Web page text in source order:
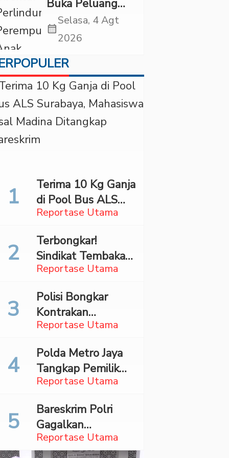
Buka Peluang
Periksa YouTuber
Bigmo terkait
Eksploitasi Anak
calendar_month
Selasa, 4 Agt
2026
Reportase Utama
Terima 10 Kg Ganja
di Pool Bus ALS
Surabaya,
Madina Ditangkap
Bareskrim
Reportase Utama
Terbongkar!
Sindikat Tembakau
Sintetis Bermodus
di Jaksel
Reportase Utama
Polisi Bongkar
Kontrakan
Penyimpan 27,96
Reportase Utama
Polda Metro Jaya
Tangkap Pemilik
Akun TikTok
Hoaks Ajakan
Demo Turunkan
Prabowo-Gibran
Reportase Utama
Bareskrim Polri
Gagalkan
Penyelundupan